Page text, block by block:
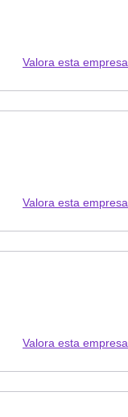
Valora esta empresa
Valora esta empresa
Valora esta empresa